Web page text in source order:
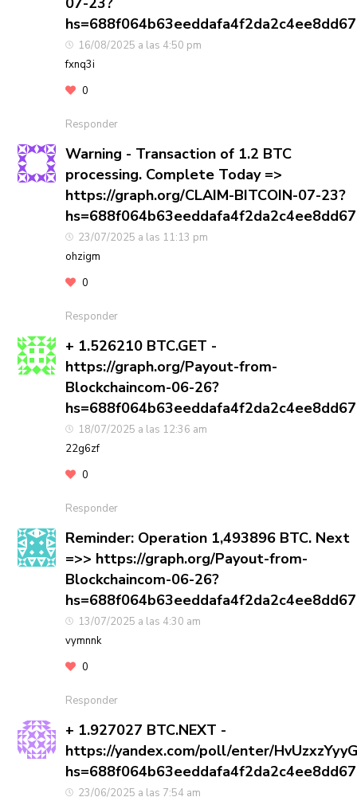
16/08/2025 a las 4:50 pm
fxnq3i
0
Responder
Warning - Transaction of 1.2 BTC
processing. Complete Today =>
https://graph.org/CLAIM-BITCOIN-07-23?
23/07/2025 a las 11:13 pm
ohzigm
0
Responder
+ 1.526210 BTC.GET -
https://graph.org/Payout-from-
Blockchaincom-06-26?
18/07/2025 a las 12:36 am
22g6zf
0
Responder
Reminder: Operation 1,493896 BTC. Next
=>> https://graph.org/Payout-from-
Blockchaincom-06-26?
13/07/2025 a las 4:30 am
vymnnk
0
Responder
+ 1.927027 BTC.NEXT -
https://yandex.com/poll/enter/
23/06/2025 a las 7:54 am